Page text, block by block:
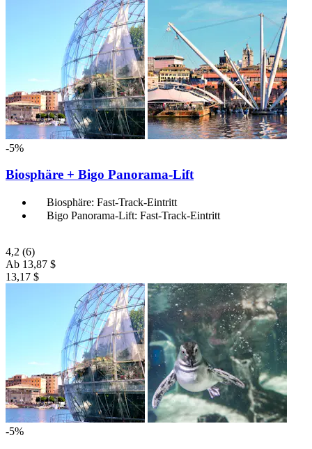
-5%
Biosphäre + Bigo Panorama-Lift
Biosphäre: Fast-Track-Eintritt
Bigo Panorama-Lift: Fast-Track-Eintritt
4,2 (6)
Ab 13,87 $
13,17 $
-5%